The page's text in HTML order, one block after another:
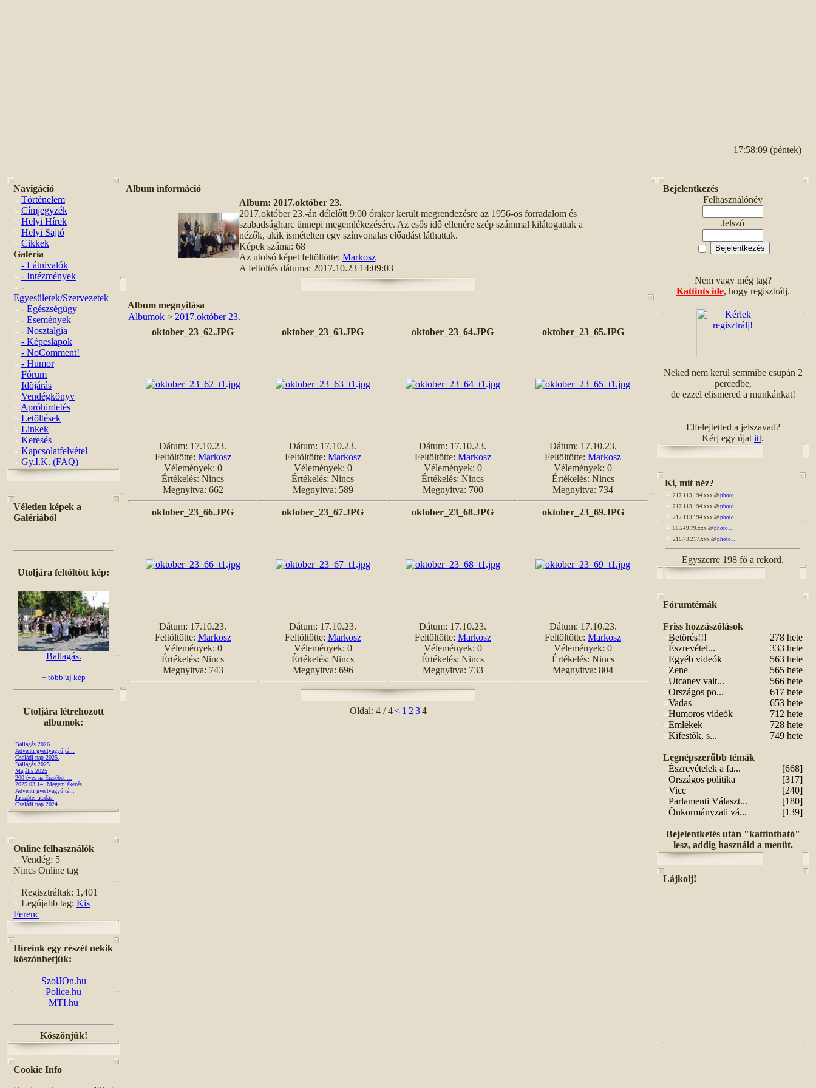
17:58:09 (péntek)
Navigáció
Történelem
Címjegyzék
Helyi Hírek
Helyi Sajtó
Cikkek
Galéria
- Látnivalók
- Intézmények
-
Egyesületek/Szervezetek
- Egészségügy
- Események
- Nosztalgia
- Képeslapok
- NoComment!
- Humor
Fórum
Idõjárás
Vendégkönyv
Apróhirdetés
Letöltések
Linkek
Keresés
Kapcsolatfelvétel
Gy.I.K. (FAQ)
Véletlen képek a
Galériából
Utoljára feltöltött kép:
Ballagás.
+ több új kép
Utoljára létrehozott
albumok:
Ballagás 2026.
Adventi gyertyagyújtá...
Családi nap 2025.
Ballagás 2025
Majális 2025
200 éves az Erzsébet ...
2025.03.14. Megemlékezés
Adventi gyertyagyújtá...
Játszótér átadás.
Családi nap 2024.
Online felhasználók
Vendég: 5
Nincs Online tag
Regisztráltak: 1,401
Legújabb tag: Kis
Ferenc
Híreink egy részét nekik
köszönhetjük:
SzolJOn.hu
Police.hu
MTI.hu
Köszönjük!
Cookie Info
Album információ
Album: 2017.október 23.
2017.október 23.-án délelőtt 9:00 órakor került megrendezésre az 1956-os forradalom és
szabadságharc ünnepi megemlékezésére. Az esős idő ellenére szép számmal kilátogattak a
nézők, akik ismételten egy színvonalas előadást láthattak.
Képek száma: 68
Az utolsó képet feltöltötte: Markosz
A feltöltés dátuma: 2017.10.23 14:09:03
Album megnyitása
Albumok > 2017.október 23.
oktober_23_62.JPG
Dátum: 17.10.23.
Feltöltötte: Markosz
Vélemények: 0
Értékelés: Nincs
Megnyitva: 662
oktober_23_63.JPG
Dátum: 17.10.23.
Feltöltötte: Markosz
Vélemények: 0
Értékelés: Nincs
Megnyitva: 589
oktober_23_64.JPG
Dátum: 17.10.23.
Feltöltötte: Markosz
Vélemények: 0
Értékelés: Nincs
Megnyitva: 700
oktober_23_65.JPG
Dátum: 17.10.23.
Feltöltötte: Markosz
Vélemények: 0
Értékelés: Nincs
Megnyitva: 734
oktober_23_66.JPG
Dátum: 17.10.23.
Feltöltötte: Markosz
Vélemények: 0
Értékelés: Nincs
Megnyitva: 743
oktober_23_67.JPG
Dátum: 17.10.23.
Feltöltötte: Markosz
Vélemények: 0
Értékelés: Nincs
Megnyitva: 696
oktober_23_68.JPG
Dátum: 17.10.23.
Feltöltötte: Markosz
Vélemények: 0
Értékelés: Nincs
Megnyitva: 733
oktober_23_69.JPG
Dátum: 17.10.23.
Feltöltötte: Markosz
Vélemények: 0
Értékelés: Nincs
Megnyitva: 804
Oldal: 4 / 4 < 1 2 34
Bejelentkezés
Felhasználónév
Jelszó
Nem vagy még tag?
Kattints ide, hogy regisztrálj.
Neked nem kerül semmibe csupán 2
percedbe,
de ezzel elismered a munkánkat!
Elfelejtetted a jelszavad?
Kérj egy újat itt.
Ki, mit néz?
217.113.194.xxx @ photo...
217.113.194.xxx @ photo...
217.113.194.xxx @ photo...
66.249.79.xxx @ photo...
216.73.217.xxx @ photo...
Egyszerre 198 fő a rekord.
Fórumtémák
Friss hozzászólások
Betörés!!!
278 hete
Észrevétel...
333 hete
Egyéb videók
563 hete
Zene
565 hete
Utcanev valt...
566 hete
Országos po...
617 hete
Vadas
653 hete
Humoros videók
712 hete
Emlékek
728 hete
Kifestõk, s...
749 hete
Legnépszerűbb témák
Észrevételek a fa...
[668]
Országos politika
[317]
Vicc
[240]
Parlamenti Választ...
[180]
Önkormányzati vá...
[139]
Bejelentketés után "kattintható"
lesz, addig használd a menüt.
Lájkolj!